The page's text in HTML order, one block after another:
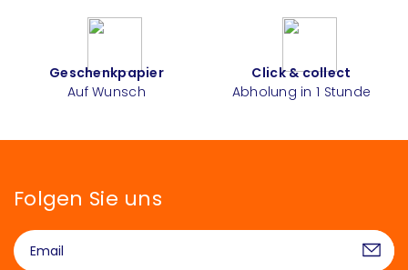
Geschenkpapier
Auf Wunsch
Click & collect
Abholung in 1 Stunde
Folgen Sie uns